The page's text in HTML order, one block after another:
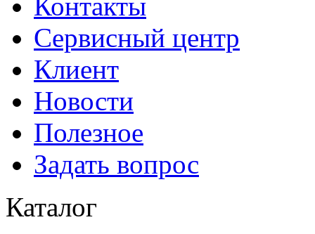
Контакты
Сервисный центр
Клиент
Новости
Полезное
Задать вопрос
Каталог